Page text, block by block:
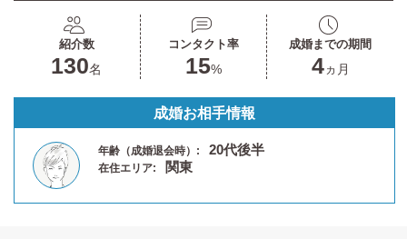
紹介数
130名
コンタクト率
15%
成婚までの期間
4ヵ月
成婚お相手情報
年齢（成婚退会時）: 20代後半
在住エリア: 関東